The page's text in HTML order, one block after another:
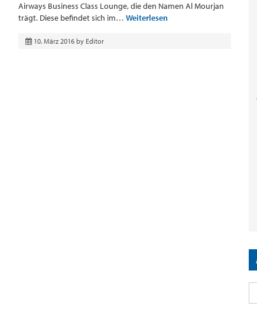
Airways Business Class Lounge, die den Namen Al Mourjan
trägt. Diese befindet sich im… Weiterlesen
10. März 2016 by Editor